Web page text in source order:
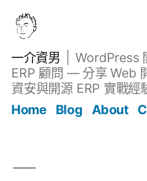
一介資男
WordPress
ERP 顧問 — 分享 Web
資安與開源 ERP 實戰經
Home
Blog About
文章